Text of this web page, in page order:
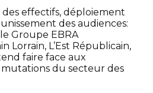
effectifs, déploiement
des audiences:
Groupe EBRA
Lorrain, L’Est Républicain,
faire face aux
du secteur des